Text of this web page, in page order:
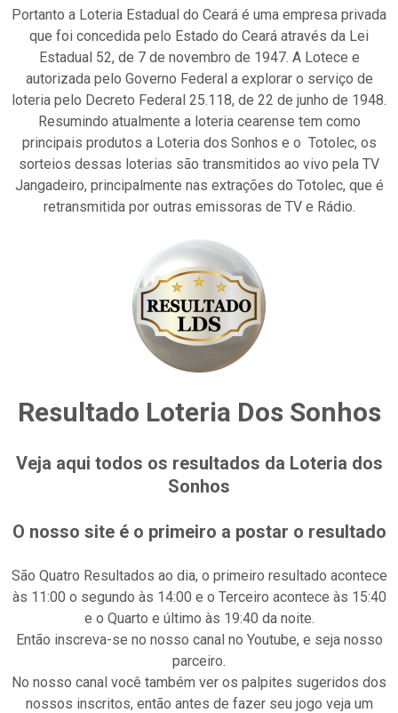
Portanto a Loteria Estadual do Ceará é uma empresa privada
que foi concedida pelo Estado do Ceará através da Lei
Estadual 52, de 7 de novembro de 1947. A Lotece e
autorizada pelo Governo Federal a explorar o serviço de
loteria pelo Decreto Federal 25.118, de 22 de junho de 1948.
Resumindo atualmente a loteria cearense tem como
principais produtos a Loteria dos Sonhos e o Totolec, os
sorteios dessas loterias são transmitidos ao vivo pela TV
Jangadeiro, principalmente nas extrações do Totolec, que é
retransmitida por outras emissoras de TV e Rádio.
Resultado Loteria Dos Sonhos
Veja aqui todos os resultados da Loteria dos
Sonhos
O nosso site é o primeiro a postar o resultado
São Quatro Resultados ao dia, o primeiro resultado acontece
às 11:00 o segundo às 14:00 e o Terceiro acontece às 15:40
e o Quarto e último às 19:40 da noite.
Então inscreva-se no nosso canal no Youtube, e seja nosso
parceiro.
No nosso canal você também ver os palpites sugeridos dos
nossos inscritos, então antes de fazer seu jogo veja um